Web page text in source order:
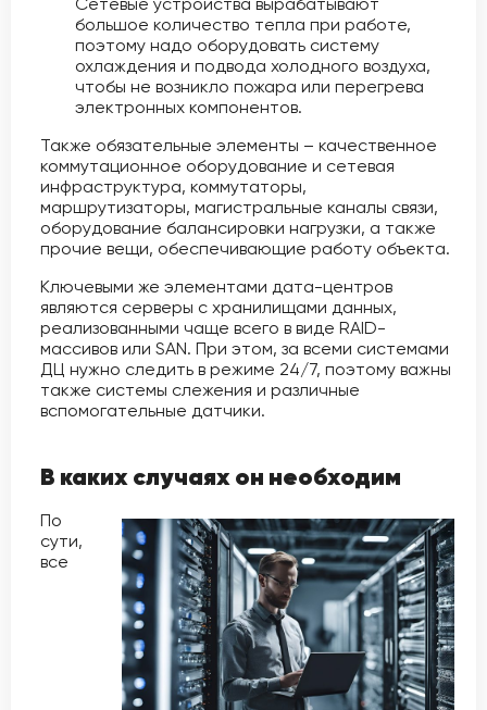
большое количество тепла при работе,
поэтому надо оборудовать систему
охлаждения и подвода холодного воздуха,
чтобы не возникло пожара или перегрева
электронных компонентов.
Также обязательные элементы – качественное
коммутационное оборудование и сетевая
инфраструктура, коммутаторы,
маршрутизаторы, магистральные каналы связи,
оборудование балансировки нагрузки, а также
прочие вещи, обеспечивающие работу объекта.
Ключевыми же элементами дата-центров
являются серверы с хранилищами данных,
реализованными чаще всего в виде RAID-
массивов или SAN. При этом, за всеми системами
ДЦ нужно следить в режиме 24/7, поэтому важны
также системы слежения и различные
вспомогательные датчики.
В каких случаях он необходим
По
сути,
все